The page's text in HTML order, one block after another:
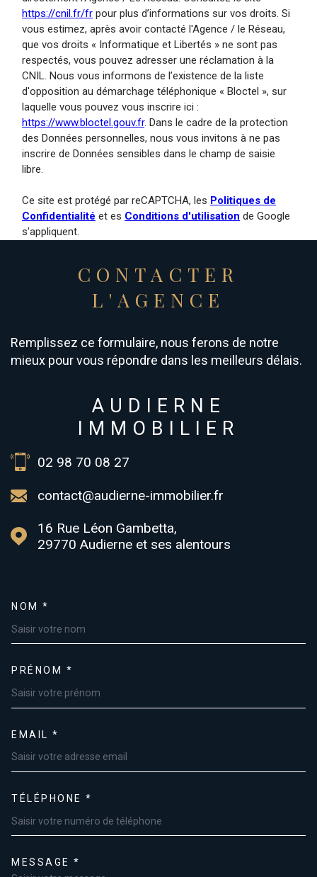
https://cnil.fr/fr pour plus d’informations sur vos droits. Si
vous estimez, après avoir contacté l'Agence / le Réseau,
que vos droits « Informatique et Libertés » ne sont pas
respectés, vous pouvez adresser une réclamation à la
CNIL. Nous vous informons de l’existence de la liste
d'opposition au démarchage téléphonique « Bloctel », sur
laquelle vous pouvez vous inscrire ici :
https://www.bloctel.gouv.fr. Dans le cadre de la protection
des Données personnelles, nous vous invitons à ne pas
inscrire de Données sensibles dans le champ de saisie
libre.
Ce site est protégé par reCAPTCHA, les Politiques de
Confidentialité et es Conditions d'utilisation de Google
s'appliquent.
CONTACTER
L'AGENCE
Remplissez ce formulaire, nous ferons de notre
mieux pour vous répondre dans les meilleurs délais.
AUDIERNE
IMMOBILIER
02 98 70 08 27
contact@audierne-immobilier.fr
16 Rue Léon Gambetta,
29770
Audierne et ses alentours
NOM *
PRÉNOM *
EMAIL *
TÉLÉPHONE *
MESSAGE *